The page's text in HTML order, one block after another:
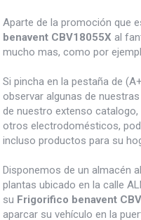
Aparte de la promoción que
benavent CBV18055X al
mucho mas, como por
Si pincha en la pestaña de
observar algunas de
de nuestro extenso
otros electrodomésticos,
incluso productos para su
Disponemos de un almacén
plantas ubicado en la calle
su Frigorifico benavent
aparcar su vehículo en la